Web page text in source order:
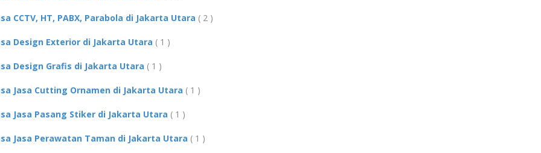
CCTV, HT, PABX, Parabola di Jakarta Utara ( 2 )
Design Exterior di Jakarta Utara ( 1 )
Design Grafis di Jakarta Utara ( 1 )
Jasa Cutting Ornamen di Jakarta Utara ( 1 )
Jasa Pasang Stiker di Jakarta Utara ( 1 )
Jasa Perawatan Taman di Jakarta Utara ( 1 )